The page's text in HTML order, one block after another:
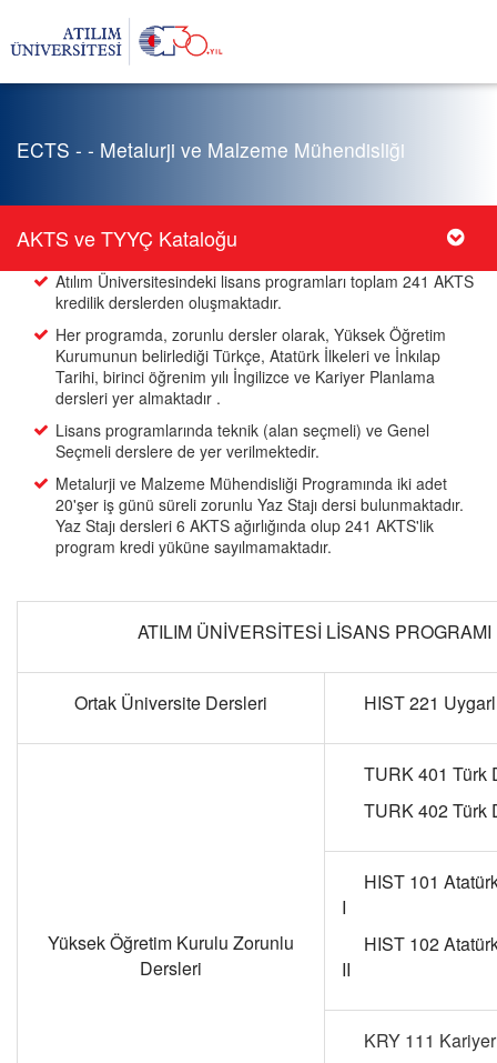
ECTS - - Metalurji ve Malzeme Mühendisliği
AKTS ve TYYÇ Kataloğu
Atılım Üniversitesindeki lisans programları toplam 241 AKTS
kredilik derslerden oluşmaktadır.
Her programda, zorunlu dersler olarak, Yüksek Öğretim
Kurumunun belirlediği Türkçe, Atatürk İlkeleri ve İnkılap
Tarihi, birinci öğrenim yılı İngilizce ve Kariyer Planlama
dersleri yer almaktadır .
Lisans programlarında teknik (alan seçmeli) ve Genel
Seçmeli derslere de yer verilmektedir.
Metalurji ve Malzeme Mühendisliği Programında iki adet
20'şer iş günü süreli zorunlu Yaz Stajı dersi bulunmaktadır.
Yaz Stajı dersleri 6 AKTS ağırlığında olup 241 AKTS'lik
program kredi yüküne sayılmamaktadır.
ATILIM ÜNİVERSİTESİ LİSANS
Ortak Üniversite Dersleri HIST 221
Yüksek Öğretim Kurulu Zorunlu
Dersleri
TURK 401 Türk
TURK 402 Türk
HIST 101
I
HIST 102
II
KRY 111